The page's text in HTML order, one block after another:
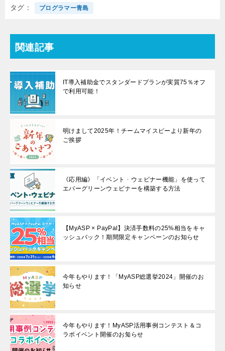
タグ プログラマー青島
関連記事
IT導入補助金でスタンダードプランが実質75％オフ
で利用可能！
明けまして2025年！チームマイスピーより新年の
ご挨拶
《応用編》「イベント・ウェビナー機能」を使って
エバーグリーンウェビナーを構築する方法
【MyASP × PayPal】決済手数料の25%相当をキャ
ッシュバック！期間限定キャンペーンのお知らせ
今年もやります！「MyASP総選挙2024」開催のお
知らせ
今年もやります！MyASP活用事例コンテスト＆コ
ラボイベント開催のお知らせ